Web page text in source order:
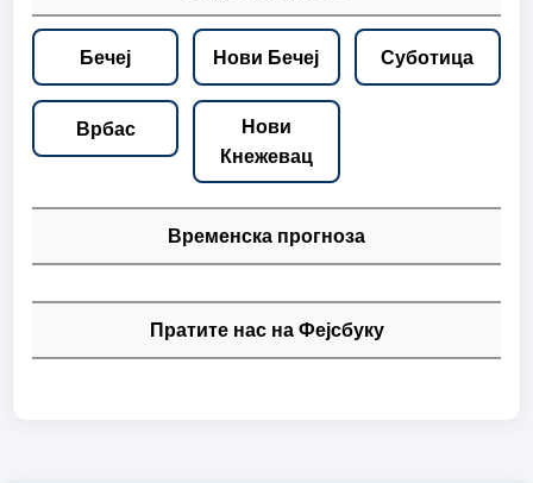
Бечеј Нови Бечеј Суботица
Врбас
Нови
Кнежевац
Временска прогноза
Пратите нас на Фејсбуку